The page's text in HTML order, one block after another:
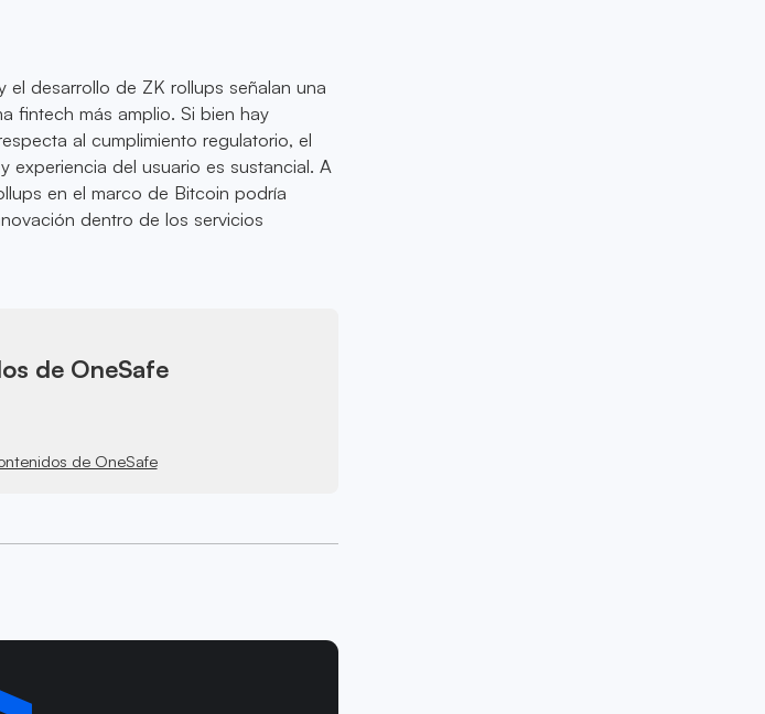
desarrollo de ZK rollups señalan una
fintech más amplio. Si bien hay
al cumplimiento regulatorio, el
experiencia del usuario es sustancial. A
en el marco de Bitcoin podría
dentro de los servicios
de OneSafe
de OneSafe